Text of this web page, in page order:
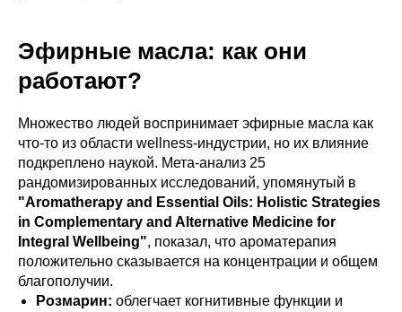
Эфирные масла: как они
работают?
Множество людей воспринимает эфирные масла как
что-то из области wellness-индустрии, но их влияние
подкреплено наукой. Мета-анализ 25
рандомизированных исследований, упомянутый в
"Aromatherapy and Essential Oils: Holistic Strategies
in Complementary and Alternative Medicine for
Integral Wellbeing", показал, что ароматерапия
положительно сказывается на концентрации и общем
благополучии.
Розмарин: облегчает когнитивные функции и